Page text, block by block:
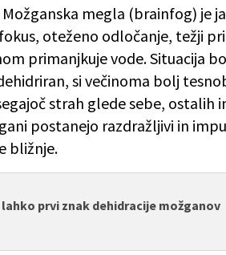
megla (brainfog) je
oteženo odločanje, težji
primanjkuje vode. Situacija bo
si večinoma bolj
strah glede sebe, ostalih
postanejo razdražljivi in
bližnje.
prvi znak dehidracije možganov